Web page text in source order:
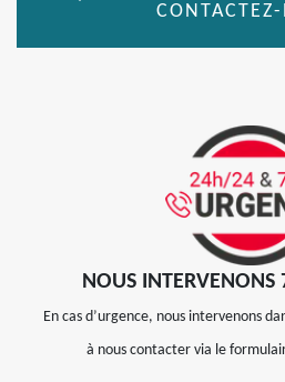
NOUS
En cas d’urgence, nous intervenons
à nous contacter via le